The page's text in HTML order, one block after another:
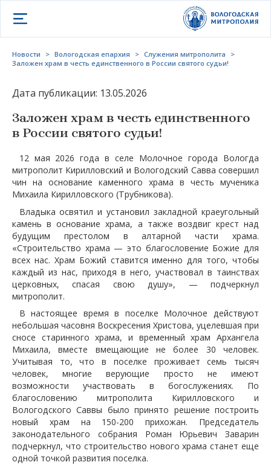
Открыть меню
Новости > Вологодская епархия > Служения митрополита
>
Заложен храм в честь единственного в России святого судьи!
Дата публикации: 13.05.2026
Заложен храм в честь единственного
в России святого судьи!
12 мая 2026 года в селе Молочное города Вологда
митрополит Кирилловский и Вологодский Савва совершил
чин на основание каменного храма в честь мученика
Михаила Кирилловского (Трубникова).
Владыка освятил и установил закладной краеугольный
камень в основание храма, а также воздвиг крест над
будущим престолом в алтарной части храма.
«Строительство храма — это благословение Божие для
всех нас. Храм Божий ставится именно для того, чтобы
каждый из нас, приходя в него, участвовал в таинствах
церковных, спасая свою душу», — подчеркнул
митрополит.
В настоящее время в поселке Молочное действуют
небольшая часовня Воскресения Христова, уцелевшая при
сносе старинного храма, и временный храм Архангела
Михаила, вместе вмещающие не более 30 человек.
Учитывая то, что в поселке проживает семь тысяч
человек, многие верующие просто не имеют
возможности участвовать в богослужениях. По
благословению митрополита Кирилловского и
Вологодского Саввы было принято решение построить
новый храм на 150-200 прихожан. Председатель
законодательного собрания Роман Юрьевич Заварин
подчеркнул, что строительство нового храма станет еще
одной точкой развития поселка.